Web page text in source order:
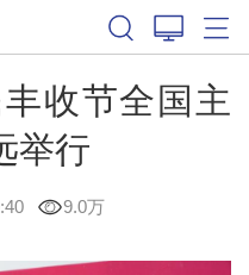
收节全国主
举行
9.0万